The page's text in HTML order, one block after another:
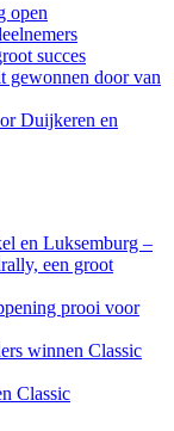
open
succes
gewonnen door van
Duijkeren en
en Luksemburg –
een groot
prooi voor
winnen Classic
Classic